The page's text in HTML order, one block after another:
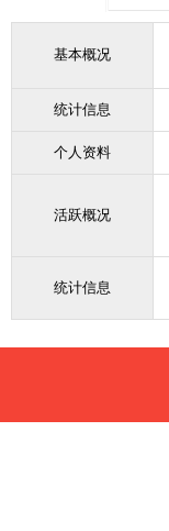
基本概况
统计信息
个人资料
活跃概况
统计信息